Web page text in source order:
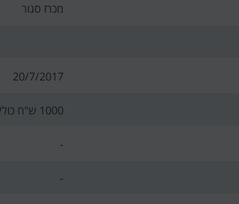
מכרז סגור
20/7/2017
1000 ש"ח כולל מע"מ
-
-